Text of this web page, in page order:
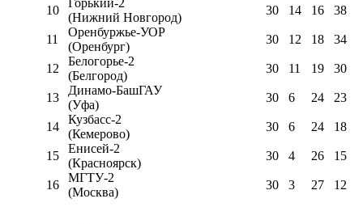
10
Горький-2
(Нижний Новгород)
30 14 16 38
11
Оренбуржье-УОР
(Оренбург)
30 12 18 34
12
Белогорье-2
(Белгород)
30 11 19 30
13
Динамо-БашГАУ
(Уфа)
30 6 24 23
14
Кузбасс-2
(Кемерово)
30 6 24 18
15
Енисей-2
(Красноярск)
30 4 26 15
16
МГТУ-2
(Москва)
30 3 27 12